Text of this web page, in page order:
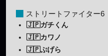
ストリートファイター6
🇯🇵ガチくん
🇯🇵カワノ
🇯🇵ぷげら